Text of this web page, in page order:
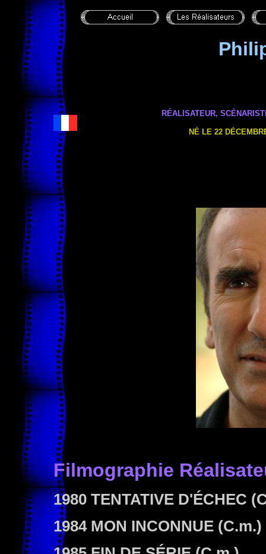
RÉALISATEUR,
NÉ LE 22
Filmographie
1980 TENTATIVE D'ÉCHEC
1984 MON INCONNUE (C.m.)